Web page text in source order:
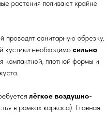
растения поливают крайне
проводят санитарную обрезку.
кустики необходимо сильно
компактной, плотной формы и
лёгкое воздушно-
в рамках каркаса). Главная